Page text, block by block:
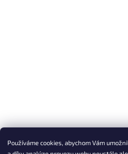
Používáme cookies, abychom Vám